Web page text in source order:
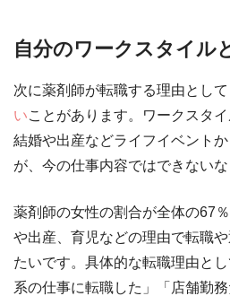
自分のワークスタイル
次に薬剤師が転職する理由として
いことがあります。ワークスタ
結婚や出産などライフイベント
が、今の仕事内容ではできないな
薬剤師の女性の割合が全体の67
や出産、育児などの理由で転職
たいです。具体的な転職理由と
系の仕事に転職した」「店舗勤